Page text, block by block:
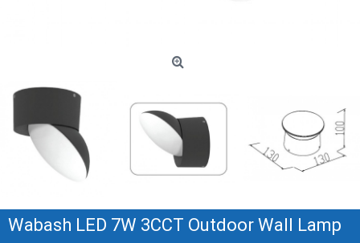
Wabash LED 7W 3CCT Outdoor Wall Lamp